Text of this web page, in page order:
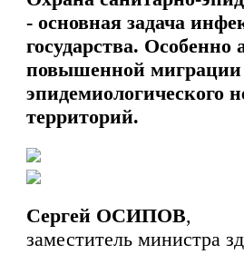
- основная задача
государства. Особенно
повышенной миграции
эпидемиологического
территорий.
Сергей ОСИПОВ,
заместитель министра